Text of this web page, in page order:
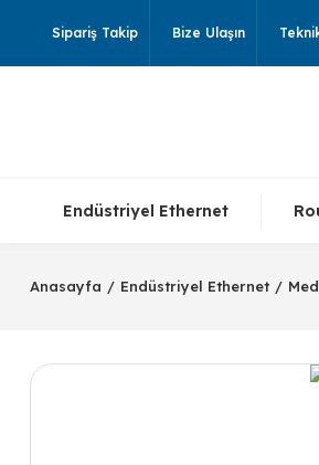
Sipariş Takip Bize Ulaşın
Endüstriyel Ethernet
Anasayfa Endüstriyel Ethernet